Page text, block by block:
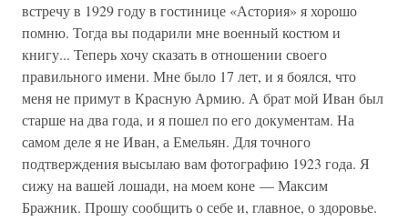
встречу в 1929 году в гостинице «Астория» я хорошо
помню. Тогда вы подарили мне военный костюм и
книгу... Теперь хочу сказать в отношении своего
правильного имени. Мне было 17 лет, и я боялся, что
меня не примут в Красную Армию. А брат мой Иван был
старше на два года, и я пошел по его документам. На
самом деле я не Иван, а Емельян. Для точного
подтверждения высылаю вам фотографию 1923 года. Я
сижу на вашей лошади, на моем коне — Максим
Бражник. Прошу сообщить о себе и, главное, о здоровье.